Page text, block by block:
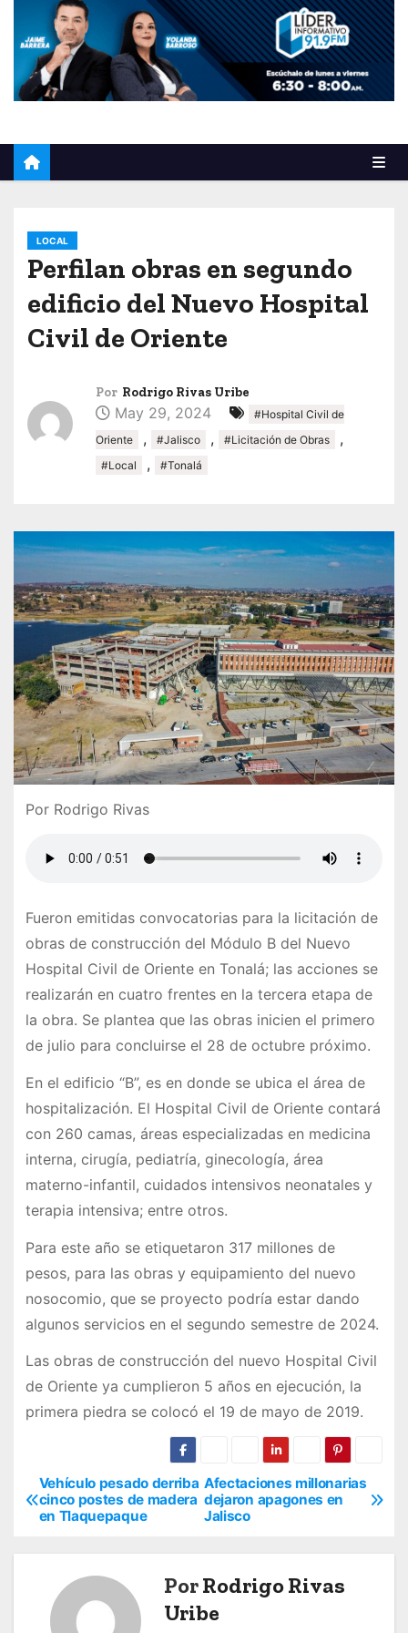
LOCAL
Perfilan obras en segundo
edificio del Nuevo Hospital
Civil de Oriente
Por Rodrigo Rivas Uribe
May 29, 2024
#Hospital Civil de
Oriente
, #Jalisco , #Licitación de Obras ,
#Local , #Tonalá
Por Rodrigo Rivas
Fueron emitidas convocatorias para la licitación de
obras de construcción del Módulo B del Nuevo
Hospital Civil de Oriente en Tonalá; las acciones se
realizarán en cuatro frentes en la tercera etapa de
la obra. Se plantea que las obras inicien el primero
de julio para concluirse el 28 de octubre próximo.
En el edificio “B”, es en donde se ubica el área de
hospitalización. El Hospital Civil de Oriente contará
con 260 camas, áreas especializadas en medicina
interna, cirugía, pediatría, ginecología, área
materno-infantil, cuidados intensivos neonatales y
terapia intensiva; entre otros.
Para este año se etiquetaron 317 millones de
pesos, para las obras y equipamiento del nuevo
nosocomio, que se proyecto podría estar dando
algunos servicios en el segundo semestre de 2024.
Las obras de construcción del nuevo Hospital Civil
de Oriente ya cumplieron 5 años en ejecución, la
primera piedra se colocó el 19 de mayo de 2019.
N
a
Afectaciones millonarias
dejaron apagones en
Jalisco
Vehículo pesado derriba
cinco postes de madera
en Tlaquepaque
PorRodrigo Rivas
Uribe